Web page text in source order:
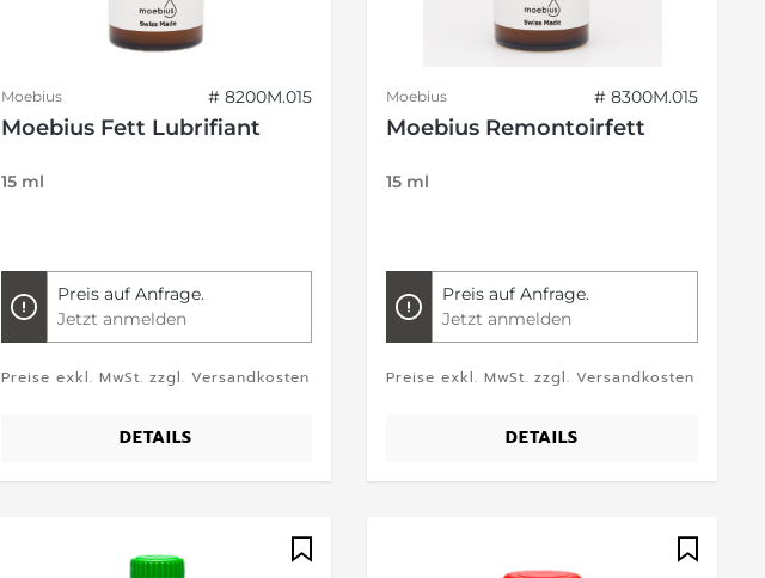
Moebius # 8200M.015
Moebius Fett Lubrifiant
15 ml
Preis auf Anfrage.
Jetzt anmelden
Preise exkl. MwSt. zzgl. Versandkosten
DETAILS
Moebius # 8300M.015
Moebius Remontoirfett
15 ml
Preis auf Anfrage.
Jetzt anmelden
Preise exkl. MwSt. zzgl. Versandkosten
DETAILS